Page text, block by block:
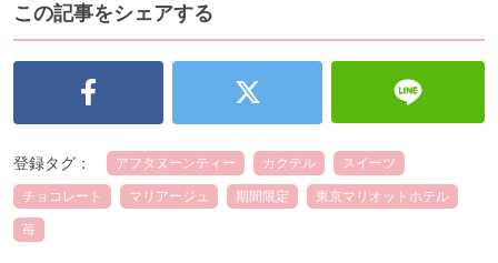
この記事をシェアする
登録タグ： アフタヌーンティー カクテル スイーツ
チョコレート マリアージュ 期間限定 東京マリオットホテル
苺